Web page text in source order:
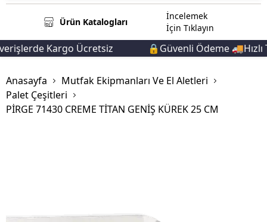
Ürün Katalogları
İncelemek
İçin Tıklayın
Kargo Ücretsiz 🔒Güvenli Ödeme 🚚Hızlı
Anasayfa
Mutfak Ekipmanları Ve El Aletleri
Palet Çeşitleri
PİRGE 71430 CREME TİTAN GENİŞ KÜREK 25 CM